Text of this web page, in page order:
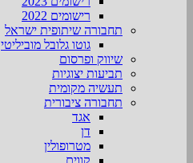
רישומים 2022
תחבורה שיתופית ישראל
גוטו גלובל מוביליטי
שיווק ופרסום
תביעות יצוגיות
תעשיה מקומית
תחבורה ציבורית
אגד
דן
מטרופולין
קווים